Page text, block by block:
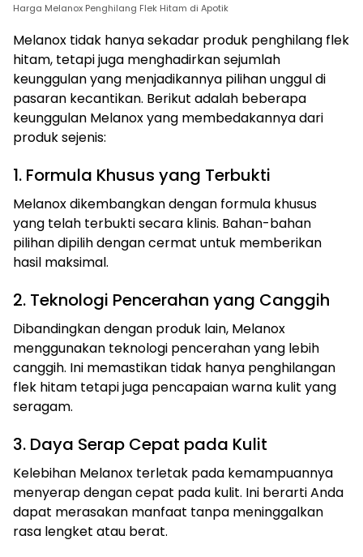
Harga Melanox Penghilang Flek Hitam di Apotik
Melanox tidak hanya sekadar produk penghilang flek
hitam, tetapi juga menghadirkan sejumlah
keunggulan yang menjadikannya pilihan unggul di
pasaran kecantikan. Berikut adalah beberapa
keunggulan Melanox yang membedakannya dari
produk sejenis:
1. Formula Khusus yang Terbukti
Melanox dikembangkan dengan formula khusus
yang telah terbukti secara klinis. Bahan-bahan
pilihan dipilih dengan cermat untuk memberikan
hasil maksimal.
2. Teknologi Pencerahan yang Canggih
Dibandingkan dengan produk lain, Melanox
menggunakan teknologi pencerahan yang lebih
canggih. Ini memastikan tidak hanya penghilangan
flek hitam tetapi juga pencapaian warna kulit yang
seragam.
3. Daya Serap Cepat pada Kulit
Kelebihan Melanox terletak pada kemampuannya
menyerap dengan cepat pada kulit. Ini berarti Anda
dapat merasakan manfaat tanpa meninggalkan
rasa lengket atau berat.